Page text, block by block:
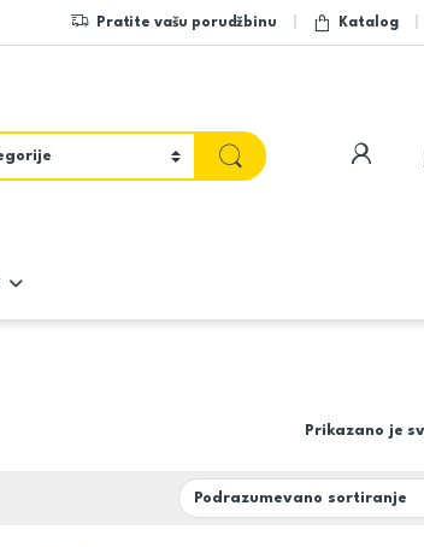
Pratite vašu porudžbinu Katalog
My
Prikazano je